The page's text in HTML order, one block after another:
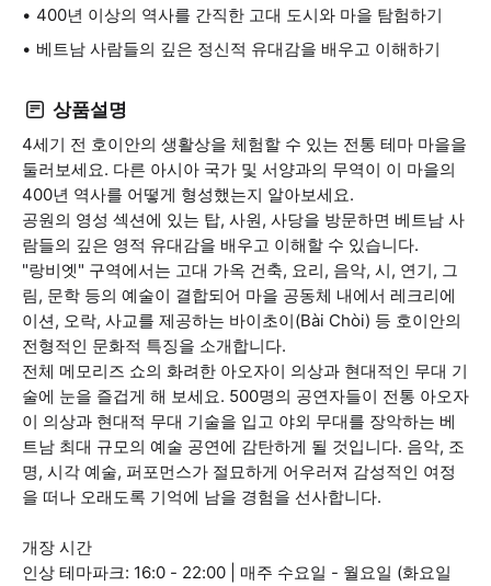
400년 이상의 역사를 간직한 고대 도시와 마을 탐험하기
베트남 사람들의 깊은 정신적 유대감을 배우고 이해하기
상품설명
4세기 전 호이안의 생활상을 체험할 수 있는 전통 테마 마을을
둘러보세요. 다른 아시아 국가 및 서양과의 무역이 이 마을의
400년 역사를 어떻게 형성했는지 알아보세요.
공원의 영성 섹션에 있는 탑, 사원, 사당을 방문하면 베트남 사
람들의 깊은 영적 유대감을 배우고 이해할 수 있습니다.
"랑비엣" 구역에서는 고대 가옥 건축, 요리, 음악, 시, 연기, 그
림, 문학 등의 예술이 결합되어 마을 공동체 내에서 레크리에
이션, 오락, 사교를 제공하는 바이초이(Bài Chòi) 등 호이안의
전형적인 문화적 특징을 소개합니다.
전체 메모리즈 쇼의 화려한 아오자이 의상과 현대적인 무대 기
술에 눈을 즐겁게 해 보세요. 500명의 공연자들이 전통 아오자
이 의상과 현대적 무대 기술을 입고 야외 무대를 장악하는 베
트남 최대 규모의 예술 공연에 감탄하게 될 것입니다. 음악, 조
명, 시각 예술, 퍼포먼스가 절묘하게 어우러져 감성적인 여정
을 떠나 오래도록 기억에 남을 경험을 선사합니다.
개장 시간
인상 테마파크: 16:0 - 22:00 | 매주 수요일 - 월요일 (화요일